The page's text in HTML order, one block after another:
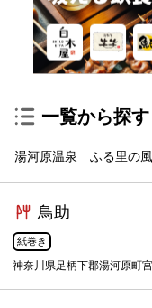
一覧から探す
湯河原温泉 ふる里の
鳥助
紙巻き
神奈川県足柄下郡湯河原町